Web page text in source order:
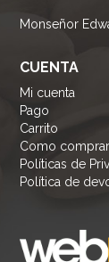
Monseñor
CUENTA
Mi cuenta
Pago
Carrito
Como comprar
Políticas de
Política de